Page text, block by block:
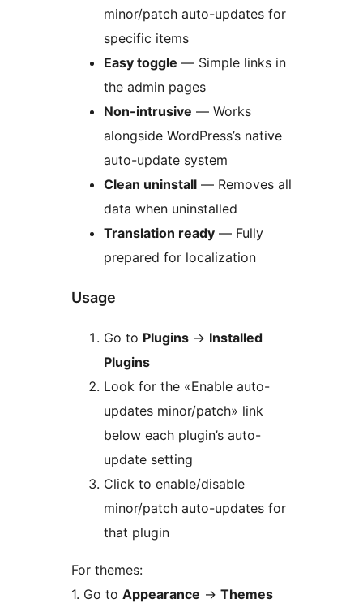
minor/patch auto-updates for
specific items
Easy toggle — Simple links in
the admin pages
Non-intrusive — Works
alongside WordPress’s native
auto-update system
Clean uninstall — Removes all
data when uninstalled
Translation ready — Fully
prepared for localization
Usage
Go to Plugins → Installed
Plugins
Look for the «Enable auto-
updates minor/patch» link
below each plugin’s auto-
update setting
Click to enable/disable
minor/patch auto-updates for
that plugin
For themes:
1. Go to Appearance → Themes